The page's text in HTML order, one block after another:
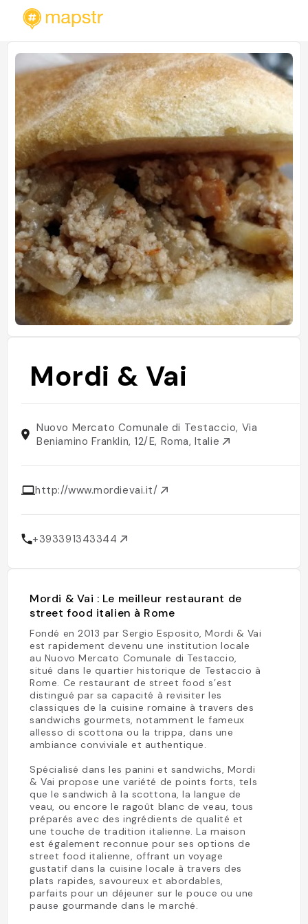
Mordi & Vai
Nuovo Mercato Comunale di Testaccio, Via
Beniamino Franklin, 12/E, Roma, Italie
http://www.mordievai.it/
+393391343344
Mordi & Vai : Le meilleur restaurant de
street food italien à Rome
Fondé en 2013 par Sergio Esposito, Mordi & Vai
est rapidement devenu une institution locale
au Nuovo Mercato Comunale di Testaccio,
situé dans le quartier historique de Testaccio à
Rome. Ce restaurant de street food s’est
distingué par sa capacité à revisiter les
classiques de la cuisine romaine à travers des
sandwichs gourmets, notamment le fameux
allesso di scottona ou la trippa, dans une
ambiance conviviale et authentique.
Spécialisé dans les panini et sandwichs, Mordi
& Vai propose une variété de points forts, tels
que le sandwich à la scottona, la langue de
veau, ou encore le ragoût blanc de veau, tous
préparés avec des ingrédients de qualité et
une touche de tradition italienne. La maison
est également reconnue pour ses options de
street food italienne, offrant un voyage
gustatif dans la cuisine locale à travers des
plats rapides, savoureux et abordables,
parfaits pour un déjeuner sur le pouce ou une
pause gourmande dans le marché.